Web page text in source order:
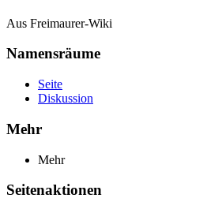
Aus Freimaurer-Wiki
Namensräume
Seite
Diskussion
Mehr
Mehr
Seitenaktionen